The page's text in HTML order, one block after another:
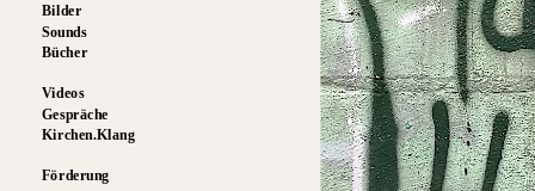
Bilder
Sounds
Bücher
Videos
Gespräche
Kirchen.Klang
Förderung